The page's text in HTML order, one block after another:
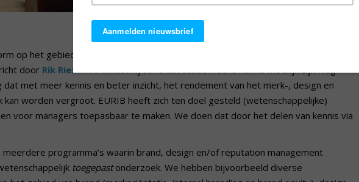
op het gebied van
door Rik Riezebosomdat hij vond dat academische kennis moeilijk zijn weg
dat met meer kennis en beter inzicht, het rendement van het merk-, design en
worden vergroot. EURIB heeft zich ten doel gesteld (wetenschappelijke)
voor managers toepasbaar te maken. We doen dat door het delen van kennis via
programma’s waarin brand, design en/of reputation management
toegepastonderzoek. We hebben bijvoorbeeld diverse